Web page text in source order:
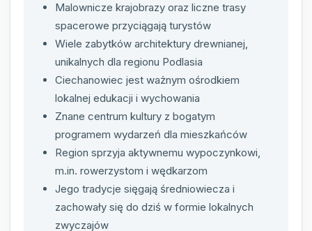
Malownicze krajobrazy oraz liczne trasy
spacerowe przyciągają turystów
Wiele zabytków architektury drewnianej,
unikalnych dla regionu Podlasia
Ciechanowiec jest ważnym ośrodkiem
lokalnej edukacji i wychowania
Znane centrum kultury z bogatym
programem wydarzeń dla mieszkańców
Region sprzyja aktywnemu wypoczynkowi,
m.in. rowerzystom i wędkarzom
Jego tradycje sięgają średniowiecza i
zachowały się do dziś w formie lokalnych
zwyczajów